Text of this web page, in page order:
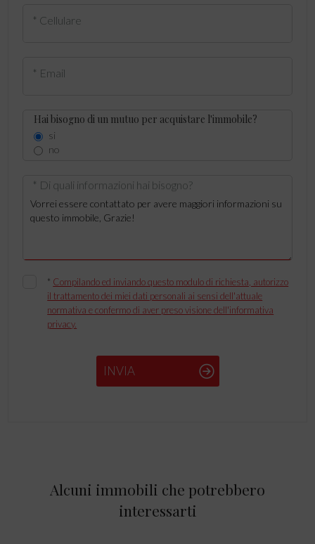
* Cellulare
* Email
Hai bisogno di un mutuo per acquistare l'immobile?
si
no
* Di quali informazioni hai bisogno?
* Compilando ed inviando questo modulo di richiesta, autorizzo
il trattamento dei miei dati personali ai sensi dell'attuale
normativa e confermo di aver preso visione dell'informativa
privacy.
INVIA
Alcuni immobili che potrebbero
interessarti